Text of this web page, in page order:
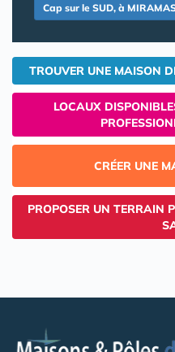
Cap sur le SUD, à
TROUVER UNE MAISON
LOCAUX
CRÉER UNE
PROPOSER UN TERRAIN